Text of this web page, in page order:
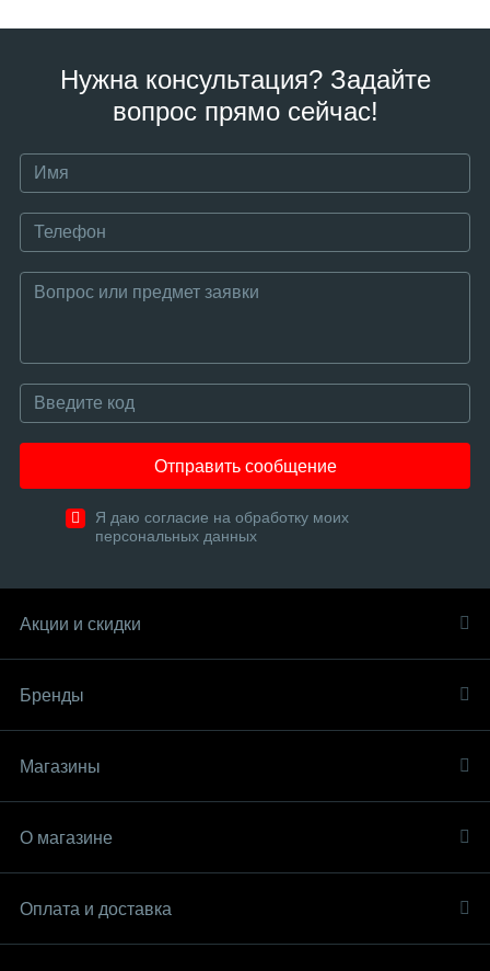
Нужна консультация? Задайте
вопрос прямо сейчас!
Отправить сообщение
Я даю согласие на обработку моих
персональных данных
Акции и скидки
Бренды
Магазины
О магазине
Оплата и доставка